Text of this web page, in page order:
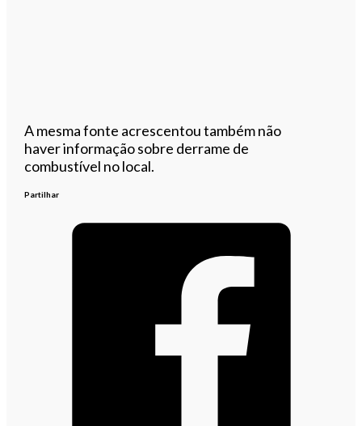
A mesma fonte acrescentou também não
haver informação sobre derrame de
combustível no local.
Partilhar